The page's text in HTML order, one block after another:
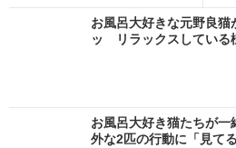
お風呂大好きな元野良猫
ッ リラックスしている
お風呂大好き猫たちが
外な2匹の行動に「見て